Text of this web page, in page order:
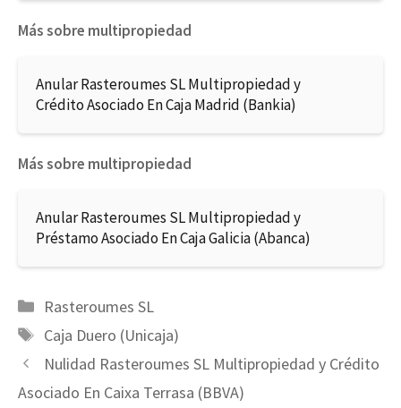
Más sobre multipropiedad
Anular Rasteroumes SL Multipropiedad y
Crédito Asociado En Caja Madrid (Bankia)
Más sobre multipropiedad
Anular Rasteroumes SL Multipropiedad y
Préstamo Asociado En Caja Galicia (Abanca)
Categorías
Rasteroumes SL
Etiquetas
Caja Duero (Unicaja)
Nulidad Rasteroumes SL Multipropiedad y Crédito
Asociado En Caixa Terrasa (BBVA)